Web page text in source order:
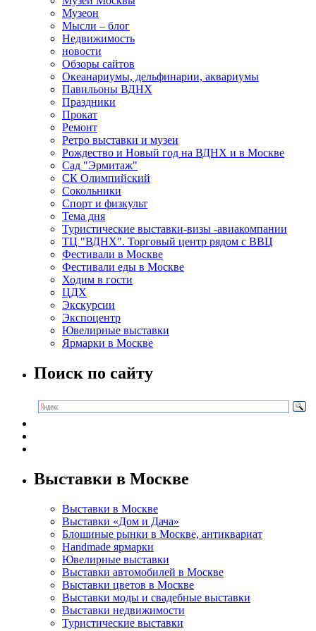
Музеон
Мысли – блог
Недвижимость
новости
Обзоры сайтов
Океанариумы, дельфинарии, аквариумы
Павильоны ВДНХ
Праздники
Прокат
Ремонт
Ретро выставки и музеи
Рождество и Новый год на ВДНХ и в Москве
Сад "Эрмитаж"
СК Олимпийский
Сокольники
Спорт и физкульт
Тема дня
Туристические выставки-визы -авиакомпании
ТЦ "ВДНХ". Торговый центр рядом с ВВЦ
Фестивали в Москве
Фестивали еды в Москве
Ходим в гости
ЦДХ
Экскурсии
Экспоцентр
Ювелирные выставки
Ярмарки в Москве
Поиск по сайту
Выставки в Москве
Выставки в Москве
Выставки «Дом и Дача»
Блошиные рынки в Москве, антиквариат
Handmade ярмарки
Ювелирные выставки
Выставки автомобилей в Москве
Выставки цветов в Москве
Выставки моды и свадебные выставки
Выставки недвижимости
Туристические выставки